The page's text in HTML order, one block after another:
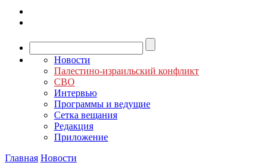
Новости
Палестино-израильский конфликт
СВО
Интервью
Программы и ведущие
Сетка вещания
Редакция
Приложение
Главная Новости